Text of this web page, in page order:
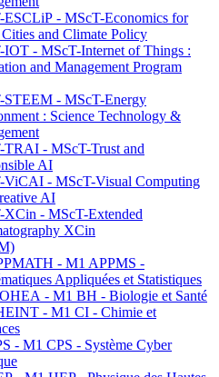
ESCLiP - MScT-Economics for
Cities and Climate Policy
IOT - MScT-Internet of Things :
and Management Program
STEEM - MScT-Energy
: Science Technology &
TRAI - MScT-Trust and
AI
ViCAI - MScT-Visual Computing
AI
XCin - MScT-Extended
XCin
- M1 APPMS -
Appliquées et Statistiques
- M1 BH - Biologie et Santé
- M1 CI - Chimie et
- M1 CPS - Système Cyber